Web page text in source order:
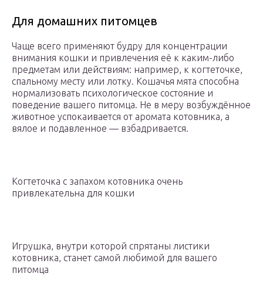
Для домашних питомцев
Чаще всего применяют будру для концентрации
внимания кошки и привлечения её к каким-либо
предметам или действиям: например, к когтеточке,
спальному месту или лотку. Кошачья мята способна
нормализовать психологическое состояние и
поведение вашего питомца. Не в меру возбуждённое
животное успокаивается от аромата котовника, а
вялое и подавленное — взбадривается.
Когтеточка с запахом котовника очень
привлекательна для кошки
Игрушка, внутри которой спрятаны листики
котовника, станет самой любимой для вашего
питомца